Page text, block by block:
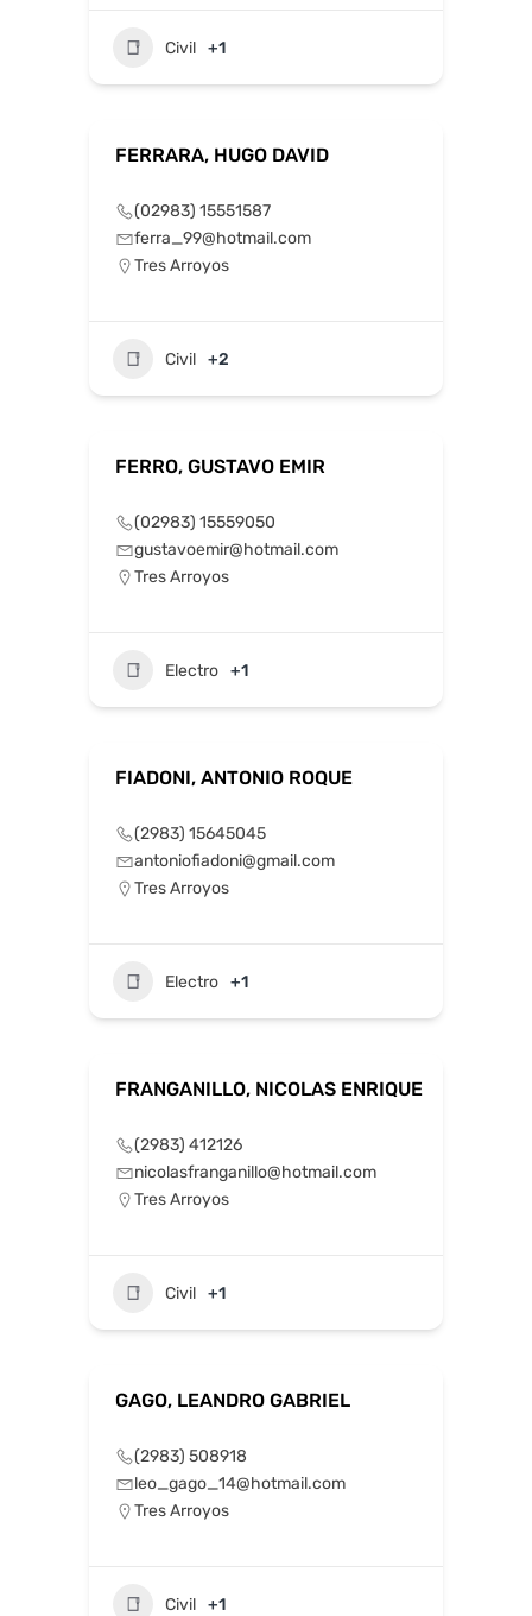
Civil +1
FERRARA, HUGO DAVID
(02983) 15551587
ferra_99@hotmail.com
Tres Arroyos
Civil +2
FERRO, GUSTAVO EMIR
(02983) 15559050
gustavoemir@hotmail.com
Tres Arroyos
Electro +1
FIADONI, ANTONIO ROQUE
(2983) 15645045
antoniofiadoni@gmail.com
Tres Arroyos
Electro +1
FRANGANILLO, NICOLAS ENRIQUE
(2983) 412126
nicolasfranganillo@hotmail.com
Tres Arroyos
Civil +1
GAGO, LEANDRO GABRIEL
(2983) 508918
leo_gago_14@hotmail.com
Tres Arroyos
Civil +1